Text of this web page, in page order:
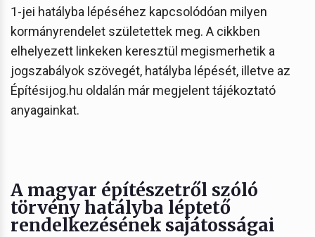
1-jei hatályba lépéséhez kapcsolódóan milyen
kormányrendelet születettek meg. A cikkben
elhelyezett linkeken keresztül megismerhetik a
jogszabályok szövegét, hatályba lépését, illetve az
Építésijog.hu oldalán már megjelent tájékoztató
anyagainkat.
A magyar építészetről szóló
törvény hatályba léptető
rendelkezésének sajátosságai